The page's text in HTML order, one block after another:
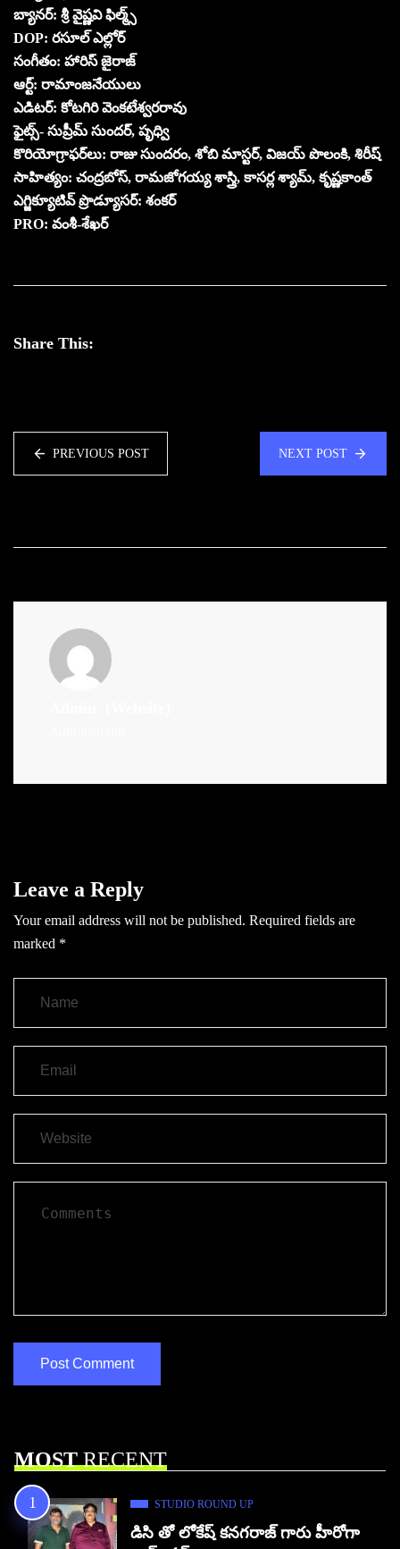
బ్యానర్: శ్రీ వైష్ణవి ఫిల్మ్స్
DOP: రసూల్ ఎల్లోర్
సంగీతం: హారిస్ జైరాజ్
ఆర్ట్: రామాంజనేయులు
ఎడిటర్: కోటగిరి వెంకటేశ్వరరావు
ఫైట్స్- సుప్రీమ్ సుందర్, పృధ్వి
కొరియోగ్రాఫర్‌లు: రాజు సుందరం, శోబి మాస్టర్, విజయ్ పొలంకి, శిరీష్
సాహిత్యం: చంద్రబోస్, రామజోగయ్య శాస్త్రి, కాసర్ల శ్యామ్, కృష్ణకాంత్
ఎగ్జిక్యూటివ్ ప్రొడ్యూసర్: శంకర్
PRO: వంశీ-శేఖర్
Share This:
PREVIOUS POST NEXT POST
Leave a Reply
Your email address will not be published. Required fields are
marked *
MOSTRECENT
STUDIO ROUND UP
డిసి తో లోకేష్ కనగరాజ్ గారు హీరోగా